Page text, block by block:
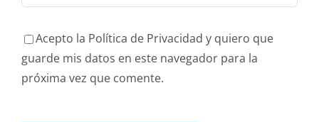
Acepto la Política de Privacidad y quiero que
guarde mis datos en este navegador para la
próxima vez que comente.